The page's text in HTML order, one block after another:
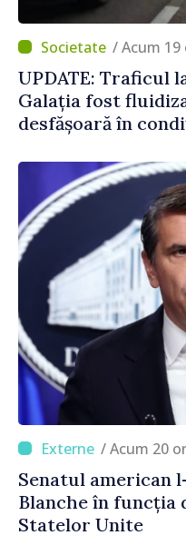
/ Acum
UPDATE: Traficul
Galația fost
desfășoară în
/ Acum 20
Senatul american
Blanche în funcția
Statelor Unite